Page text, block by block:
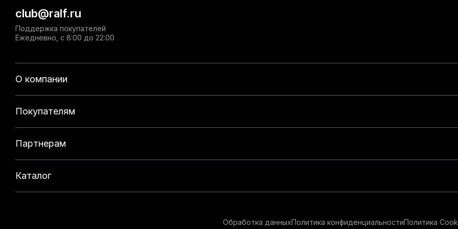
О компании
Покупателям
Партнерам
Каталог
club@ralf.ru
Поддержка покупателей
Ежедневно, с 8:00 до 22:00
Обработка данныхПолитика конфиденциальностиПолитика